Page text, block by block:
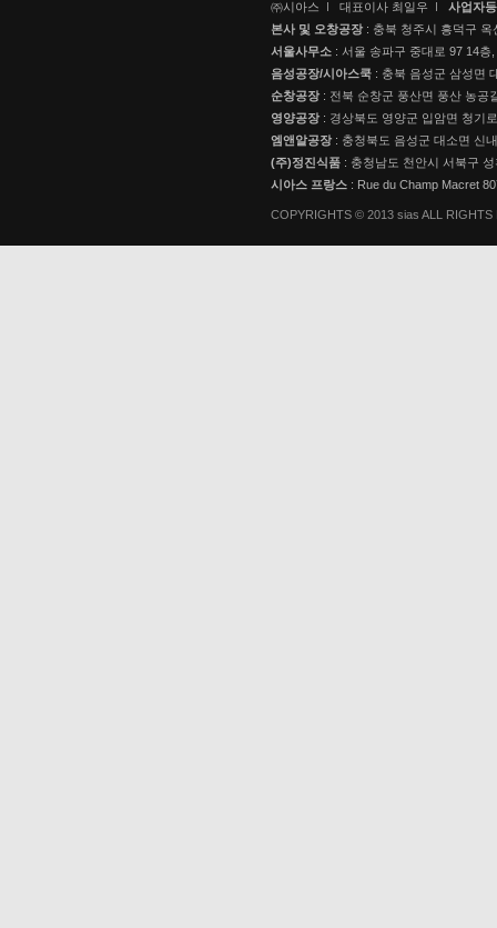
㈜시아스 대표이사 최일우
사업자
본사 및 오창공장 : 충북 청주시 흥덕구
서울사무소 : 서울 송파구 중대로 97 14층,
음성공장/시아스쿡 : 충북 음성군 삼성면
순창공장 : 전북 순창군 풍산면 풍산 농공
영양공장 : 경상북도 영양군 입암면 청기
엠앤알공장 : 충청북도 음성군 대소면 신
(주)정진식품 : 충청남도 천안시 서북구
시아스 프랑스 : Rue du Champ Macret
COPYRIGHTS © 2013 sias ALL RIGHTS